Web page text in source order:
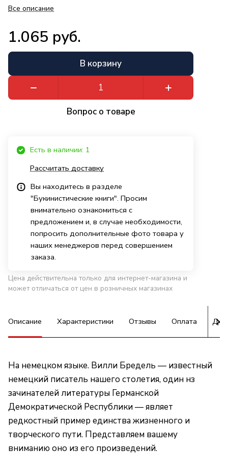
Все описание
1.065 руб.
В корзину
Вопрос о товаре
Есть в наличии: 1
Рассчитать доставку
Вы находитесь в разделе
"Букинистические книги". Просим
внимательно ознакомиться с
предложением и, в случае необходимости,
попросить дополнительные фото товара у
наших менеджеров перед совершением
заказа.
Цена действительна только для интернет-магазина и
может отличаться от цен в розничных магазинах
Описание Характеристики Отзывы Оплата
На немецком языке. Вилли Бредель — известный
немецкий писатель нашего столетия, один нз
зачинателей литературы Германской
Демократической Республики — являет
редкостный пример единства жизненного и
творческого пути. Представляем вашему
вниманию оно из его произведений.